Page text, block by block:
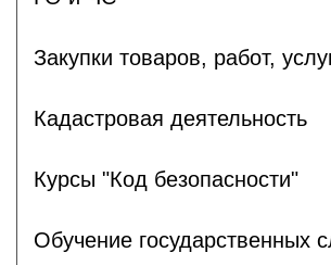
Закупки товаров, работ,
Кадастровая деятельность
Курсы "Код безопасности"
Обучение государственных